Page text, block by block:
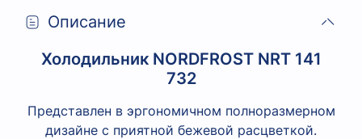
Описание
Холодильник NORDFROST NRT 141
732
Представлен в эргономичном полноразмерном
дизайне с приятной бежевой расцветкой.